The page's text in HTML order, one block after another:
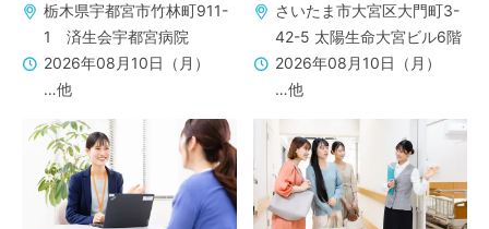
栃木県宇都宮市竹林町911-
1 済生会宇都宮病院
2026年08月10日（月）
…他
さいたま市大宮区大門町3-
42-5 太陽生命大宮ビル6階
2026年08月10日（月）
…他